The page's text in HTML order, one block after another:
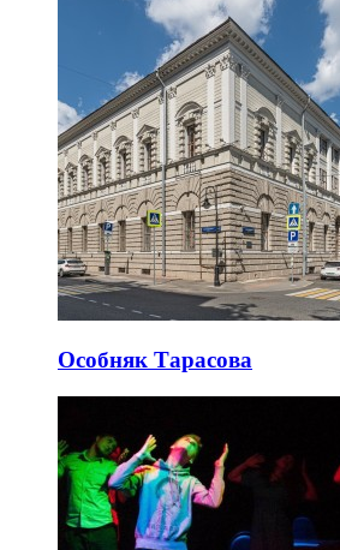
Особняк Тарасова